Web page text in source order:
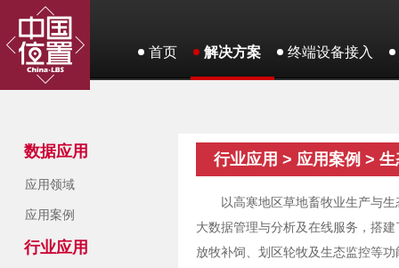
首页 解决方案 终端设备接入
数据应用
应用领域
应用案例
行业应用
行业应用 > 应用案例 >
以高寒地区草地畜牧业生产与
大数据管理与分析及在线服务，搭
放牧补饲、划区轮牧及生态监控等